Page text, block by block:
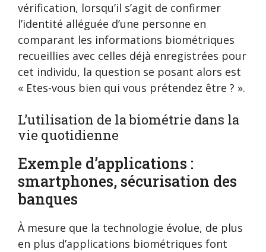
vérification, lorsqu’il s’agit de confirmer
l’identité alléguée d’une personne en
comparant les informations biométriques
recueillies avec celles déjà enregistrées pour
cet individu, la question se posant alors est
« Etes-vous bien qui vous prétendez être ? ».
L’utilisation de la biométrie dans la
vie quotidienne
Exemple d’applications :
smartphones, sécurisation des
banques
À mesure que la technologie évolue, de plus
en plus d’applications biométriques font